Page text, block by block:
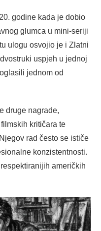
godine kada je dobio
glumca u mini-seriji
ulogu osvojio je i Zlatni
uspjeh u jednoj
jednom od
druge nagrade,
kritičara te
rad često se ističe
konzistentnosti.
američkih